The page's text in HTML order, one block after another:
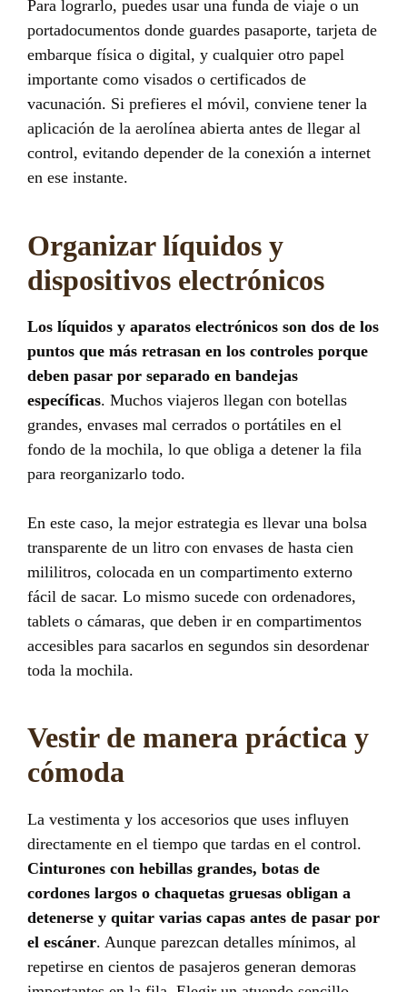
Para lograrlo, puedes usar una funda de viaje o un
portadocumentos donde guardes pasaporte, tarjeta de
embarque física o digital, y cualquier otro papel
importante como visados o certificados de
vacunación. Si prefieres el móvil, conviene tener la
aplicación de la aerolínea abierta antes de llegar al
control, evitando depender de la conexión a internet
en ese instante.
Organizar líquidos y
dispositivos electrónicos
Los líquidos y aparatos electrónicos son dos de los
puntos que más retrasan en los controles porque
deben pasar por separado en bandejas
específicas. Muchos viajeros llegan con botellas
grandes, envases mal cerrados o portátiles en el
fondo de la mochila, lo que obliga a detener la fila
para reorganizarlo todo.
En este caso, la mejor estrategia es llevar una bolsa
transparente de un litro con envases de hasta cien
mililitros, colocada en un compartimento externo
fácil de sacar. Lo mismo sucede con ordenadores,
tablets o cámaras, que deben ir en compartimentos
accesibles para sacarlos en segundos sin desordenar
toda la mochila.
Vestir de manera práctica y
cómoda
La vestimenta y los accesorios que uses influyen
directamente en el tiempo que tardas en el control.
Cinturones con hebillas grandes, botas de
cordones largos o chaquetas gruesas obligan a
detenerse y quitar varias capas antes de pasar por
el escáner. Aunque parezcan detalles mínimos, al
repetirse en cientos de pasajeros generan demoras